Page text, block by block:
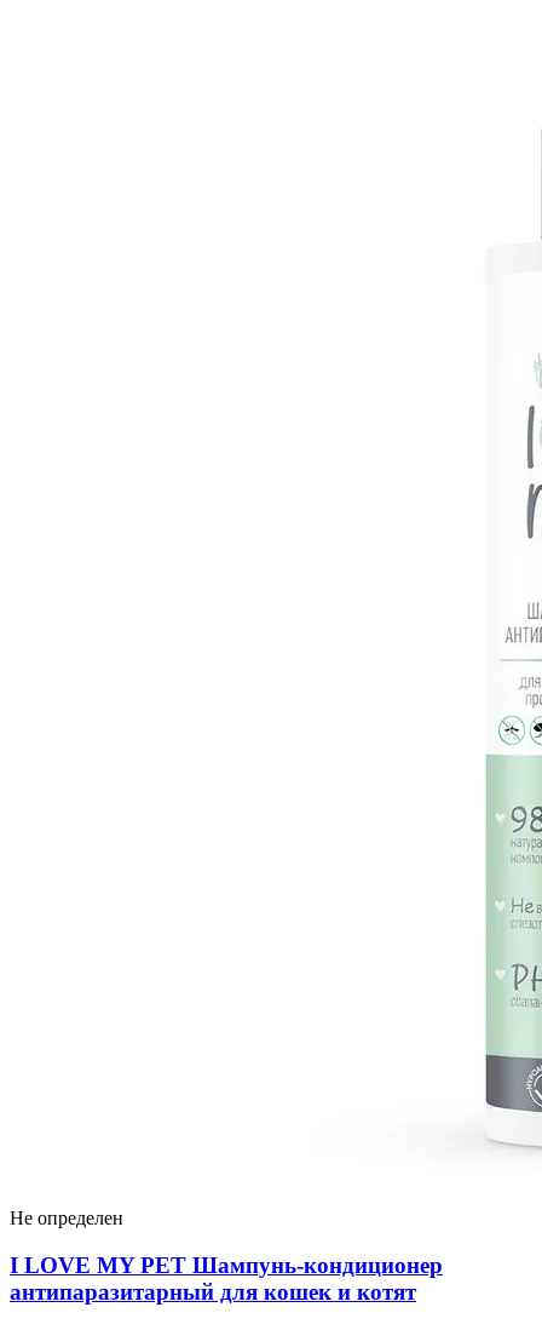
Не определен
I LOVЕ MY PET Шампунь-кондиционер
антипаразитарный для кошек и котят